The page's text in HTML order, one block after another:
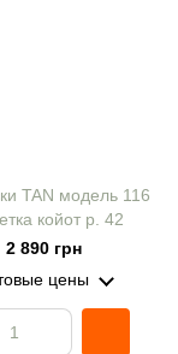
TAN модель 116
койот р. 42
2 890 грн
цены